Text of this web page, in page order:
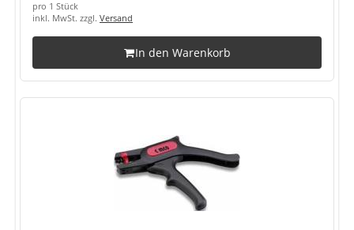
pro 1 Stück
inkl. MwSt. zzgl. Versand
In den Warenkorb